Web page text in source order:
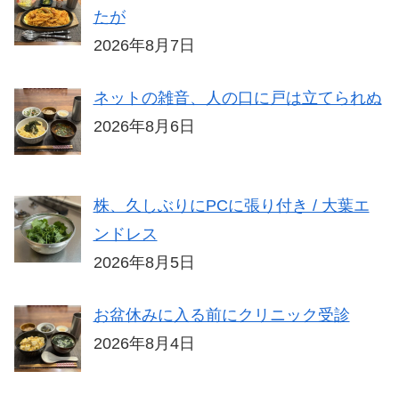
たが
2026年8月7日
ネットの雑音、人の口に戸は立てられぬ
2026年8月6日
株、久しぶりにPCに張り付き / 大葉エ
ンドレス
2026年8月5日
お盆休みに入る前にクリニック受診
2026年8月4日